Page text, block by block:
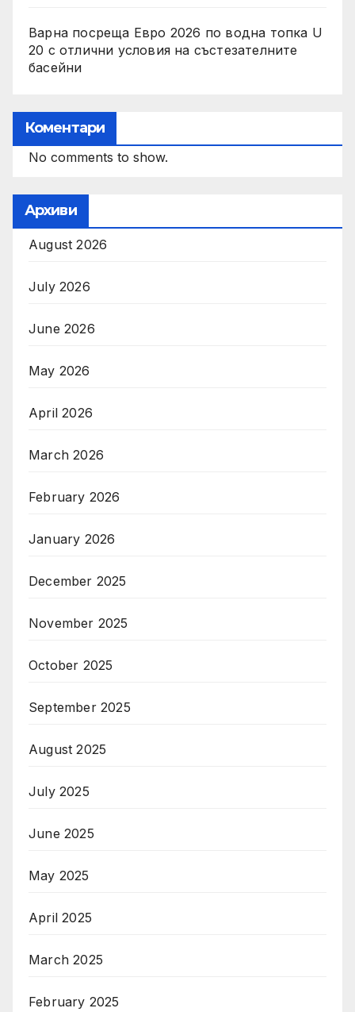
Варна посреща Евро 2026 по водна топка U
20 с отлични условия на състезателните
басейни
Коментари
No comments to show.
Архиви
August 2026
July 2026
June 2026
May 2026
April 2026
March 2026
February 2026
January 2026
December 2025
November 2025
October 2025
September 2025
August 2025
July 2025
June 2025
May 2025
April 2025
March 2025
February 2025